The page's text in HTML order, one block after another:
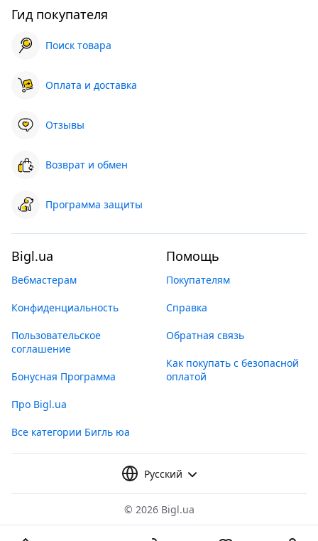
Гид покупателя
Поиск товара
Оплата и доставка
Отзывы
Возврат и обмен
Программа защиты
Bigl.ua
Вебмастерам
Конфиденциальность
Пользовательское
соглашение
Бонусная Программа
Про Bigl.ua
Все категории Бигль юа
Помощь
Покупателям
Справка
Обратная связь
Как покупать с безопасной
оплатой
Русский
© 2026 Bigl.ua